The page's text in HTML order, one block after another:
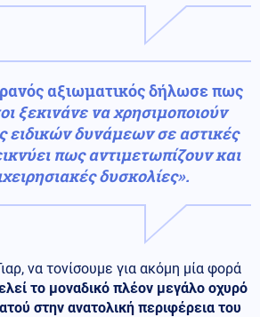
αξιωματικός δήλωσε πως
ξεκινάνε να χρησιμοποιούν
ειδικών δυνάμεων σε αστικές
πως αντιμετωπίζουν και
δυσκολίες».
να τονίσουμε για ακόμη μία φορά
το μοναδικό πλέον μεγάλο οχυρό
στην ανατολική περιφέρεια του